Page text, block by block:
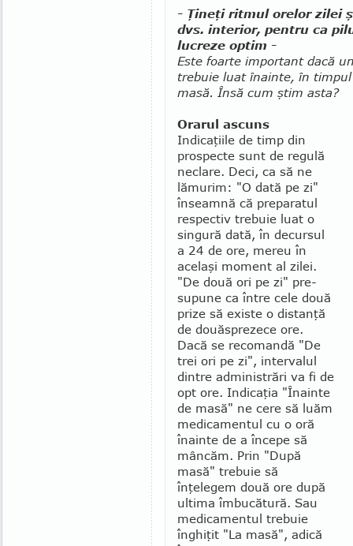
- Ţineţi ritmul orelor zilei
dvs. interior, pentru ca
lucreze optim -
Este foarte important dacă
trebuie luat înainte, în timpul
masă. Însă cum ştim asta?
Orarul ascuns
Indicaţiile de timp din
prospecte sunt de regulă
neclare. Deci, ca să ne
lămurim: "O dată pe zi"
înseamnă că preparatul
respectiv trebuie luat o
singură dată, în decursul
a 24 de ore, mereu în
acelaşi moment al zilei.
"De două ori pe zi" pre­
supune ca între cele două
prize să existe o distanţă
de douăsprezece ore.
Dacă se recomandă "De
trei ori pe zi", intervalul
dintre administrări va fi de
opt ore. Indicaţia "Înainte
de masă" ne cere să luăm
medicamentul cu o oră
înainte de a începe să
mâncăm. Prin "După
masă" trebuie să
înţelegem două ore după
ultima îmbucătură. Sau
medica­mentul trebuie
înghiţit "La masă", adică